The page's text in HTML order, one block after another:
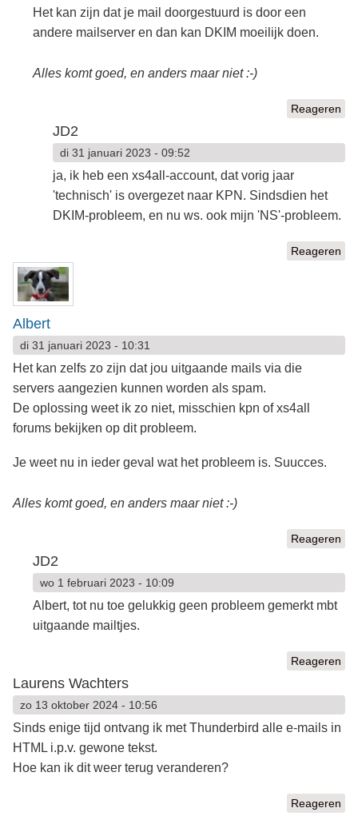
Het kan zijn dat je mail doorgestuurd is door een
andere mailserver en dan kan DKIM moeilijk doen.
Alles komt goed, en anders maar niet :-)
Reageren
JD2
di 31 januari 2023 - 09:52
ja, ik heb een xs4all-account, dat vorig jaar
'technisch' is overgezet naar KPN. Sindsdien het
DKIM-probleem, en nu ws. ook mijn 'NS'-probleem.
Reageren
Albert
di 31 januari 2023 - 10:31
Het kan zelfs zo zijn dat jou uitgaande mails via die
servers aangezien kunnen worden als spam.
De oplossing weet ik zo niet, misschien kpn of xs4all
forums bekijken op dit probleem.
Je weet nu in ieder geval wat het probleem is. Suucces.
Alles komt goed, en anders maar niet :-)
Reageren
JD2
wo 1 februari 2023 - 10:09
Albert, tot nu toe gelukkig geen probleem gemerkt mbt
uitgaande mailtjes.
Reageren
Laurens Wachters
zo 13 oktober 2024 - 10:56
Sinds enige tijd ontvang ik met Thunderbird alle e-mails in
HTML i.p.v. gewone tekst.
Hoe kan ik dit weer terug veranderen?
Reageren